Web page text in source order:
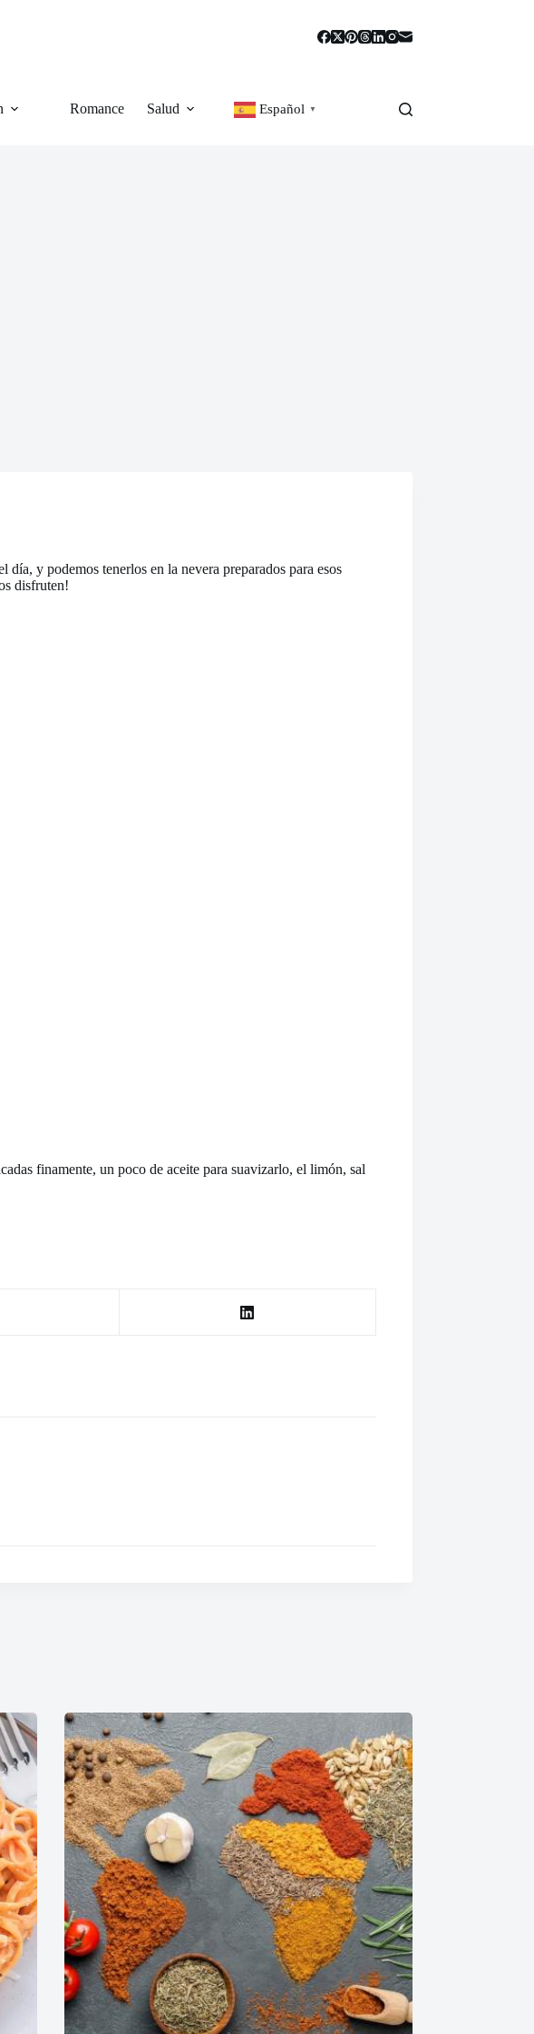
Romance Salud Español ▼
y podemos tenerlos en la nevera preparados para esos
disfruten!
finamente, un poco de aceite para suavizarlo, el limón, sal